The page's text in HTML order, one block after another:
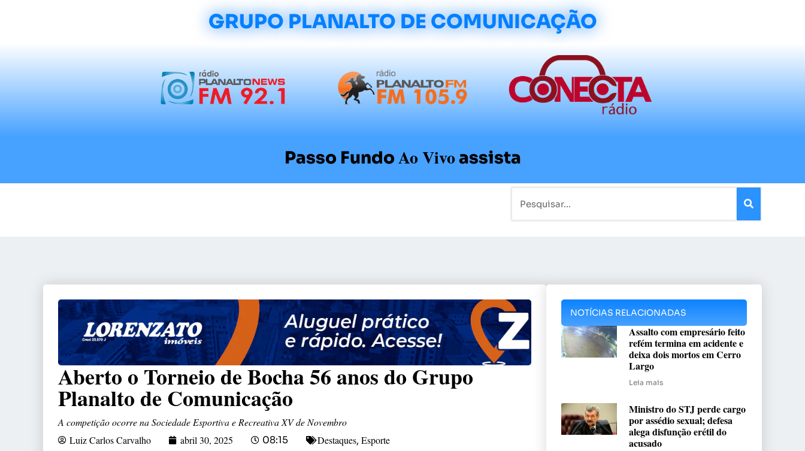
GRUPO PLANALTO DE COMUNICAÇÃO
Passo FundoAo Vivoassista
Aberto o Torneio de Bocha 56 anos do Grupo
Planalto de Comunicação
A competição ocorre na Sociedade Esportiva e Recreativa XV de Novembro
Luiz Carlos Carvalho
abril 30, 2025 08:15 Destaques, Esporte
NOTÍCIAS RELACIONADAS
Assalto com empresário feito
refém termina em acidente e
deixa dois mortos em Cerro
Largo
Leia mais
Ministro do STJ perde cargo
por assédio sexual; defesa
alega disfunção erétil do
acusado